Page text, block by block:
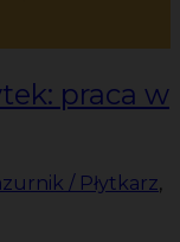
praca w
/ Płytkarz,